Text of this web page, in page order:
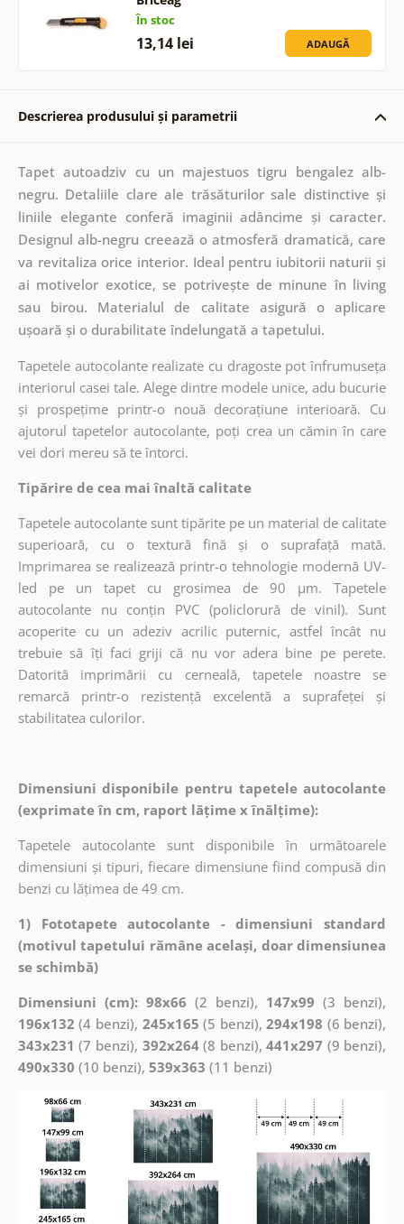
În stoc
13,14 lei ADAUGĂ
Descrierea produsului și parametrii
Tapet autoadziv cu un majestuos tigru bengalez alb-
negru. Detaliile clare ale trăsăturilor sale distinctive și
liniile elegante conferă imaginii adâncime și caracter.
Designul alb-negru creează o atmosferă dramatică, care
va revitaliza orice interior. Ideal pentru iubitorii naturii și
ai motivelor exotice, se potrivește de minune în living
sau birou. Materialul de calitate asigură o aplicare
ușoară și o durabilitate îndelungată a tapetului.
Tapetele autocolante realizate cu dragoste pot înfrumuseța
interiorul casei tale. Alege dintre modele unice, adu bucurie
și prospețime printr-o nouă decorațiune interioară. Cu
ajutorul tapetelor autocolante, poți crea un cămin în care
vei dori mereu să te întorci.
Tipărire de cea mai înaltă calitate
Tapetele autocolante sunt tipărite pe un material de calitate
superioară, cu o textură fină și o suprafață mată.
Imprimarea se realizează printr-o tehnologie modernă UV-
led pe un tapet cu grosimea de 90 µm. Tapetele
autocolante nu conțin PVC (policlorură de vinil). Sunt
acoperite cu un adeziv acrilic puternic, astfel încât nu
trebuie să îți faci griji că nu vor adera bine pe perete.
Datorită imprimării cu cerneală, tapetele noastre se
remarcă printr-o rezistență excelentă a suprafeței și
stabilitatea culorilor.
Dimensiuni disponibile pentru tapetele autocolante
(exprimate în cm, raport lățime x înălțime):
Tapetele autocolante sunt disponibile în următoarele
dimensiuni și tipuri, fiecare dimensiune fiind compusă din
benzi cu lățimea de 49 cm.
1) Fototapete autocolante - dimensiuni standard
(motivul tapetului rămâne același, doar dimensiunea
se schimbă)
Dimensiuni (cm): 98x66 (2 benzi), 147x99 (3 benzi),
196x132 (4 benzi), 245x165 (5 benzi),294x198 (6 benzi),
343x231 (7 benzi), 392x264(8 benzi),441x297 (9 benzi),
490x330 (10 benzi), 539x363 (11 benzi)